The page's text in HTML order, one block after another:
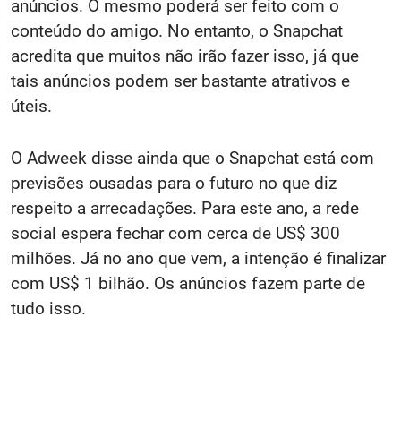
anúncios. O mesmo poderá ser feito com o
conteúdo do amigo. No entanto, o Snapchat
acredita que muitos não irão fazer isso, já que
tais anúncios podem ser bastante atrativos e
úteis.
O Adweek disse ainda que o Snapchat está com
previsões ousadas para o futuro no que diz
respeito a arrecadações. Para este ano, a rede
social espera fechar com cerca de US$ 300
milhões. Já no ano que vem, a intenção é finalizar
com US$ 1 bilhão. Os anúncios fazem parte de
tudo isso.